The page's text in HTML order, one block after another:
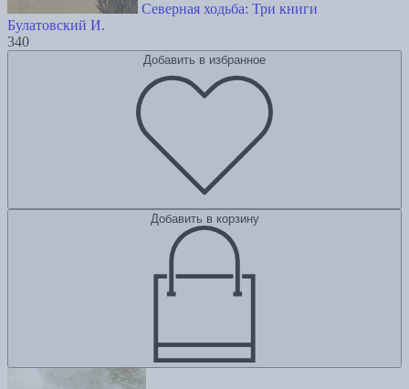
Северная ходьба: Три книги
Булатовский И.
340
Добавить в избранное
Добавить в корзину